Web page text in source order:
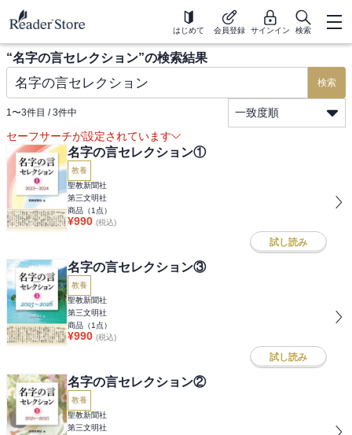
はじめて 会員登録 サインイン 検索
“名字の言セレクション”の検索結果
検索
1〜3件目 / 3件中
一致度順
セーフサーチが設定されています
名字の言セレクション①
教養
聖教新聞社
第三文明社
商品（1 点）
¥990 (税込)
試し読み
名字の言セレクション③
教養
聖教新聞社
第三文明社
商品（1 点）
¥990 (税込)
試し読み
名字の言セレクション②
教養
聖教新聞社
第三文明社